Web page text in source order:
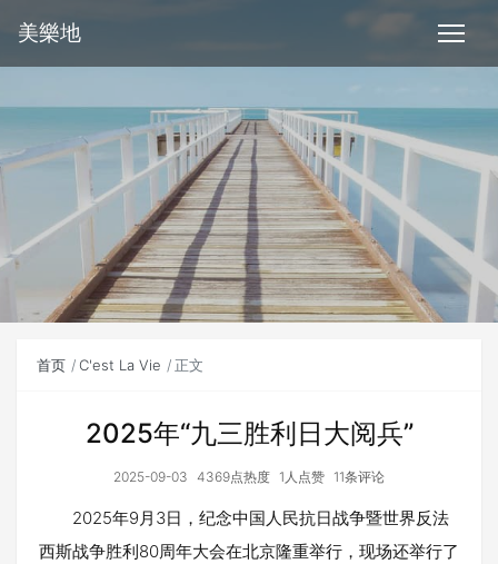
美樂地
首页 C'est La Vie 正文
2025年“九三胜利日大阅兵”
2025-09-03 4369点热度 1人点赞 11条评论
2025年9月3日，纪念中国人民抗日战争暨世界反法
西斯战争胜利80周年大会在北京隆重举行，现场还举行了